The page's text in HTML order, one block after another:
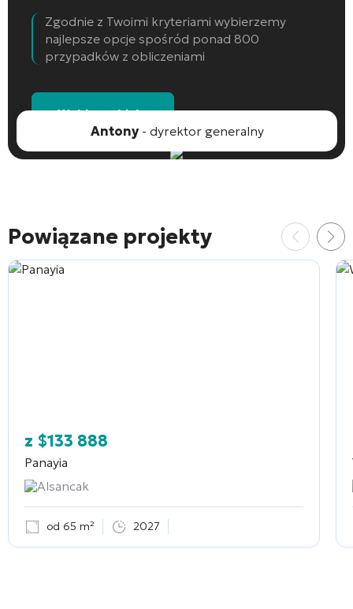
Zgodnie z Twoimi kryteriami wybierzemy
najlepsze opcje spośród ponad 800
przypadków z obliczeniami
Wybierz obiekt
Antony- dyrektor generalny
Powiązane projekty
z $133 888
Panayia
Alsancak
od 65 m² 2027